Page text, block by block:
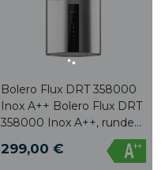
Kohlefiltern für den
Umluftbetrieb.
Bolero Flux DRT 358000
Inox A++ Bolero Flux DRT
358000 Inox A++, runde
Wandhaube mit 35 cm
Durchmesser, 715 m³/h
299,00 €